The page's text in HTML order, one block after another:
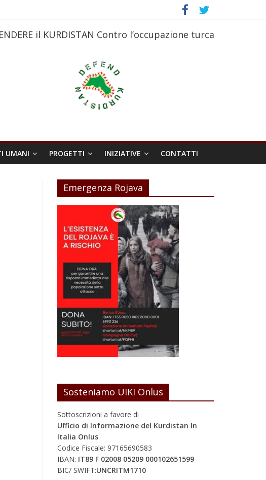
il KURDISTAN Contro l’occupazione turca
UMANI PROGETTI INIZIATIVE CONTATTI
Emergenza Rojava
Sosteniamo UIKI Onlus
Sottoscrizioni a favore di
Ufficio di Informazione del Kurdistan In
Italia Onlus
Codice Fiscale: 97165690583
IBAN: IT89 F 02008 05209 000102651599
BIC/ SWIFT:UNCRITM1710